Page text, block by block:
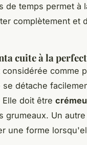
de temps permet à
complètement et
cuite à la
comme
détache
doit être
grumeaux. Un
une forme